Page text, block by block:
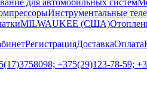
Инструментальные
MILWAUKEE (США)
РегистрацияДоставкаОплата
+375(29)123-78-59;